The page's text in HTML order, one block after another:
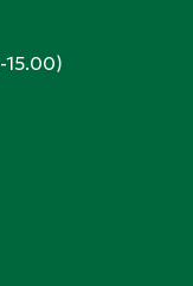
15.00)